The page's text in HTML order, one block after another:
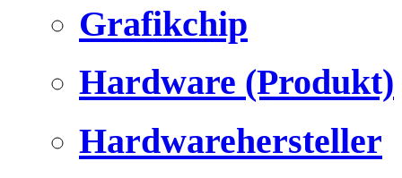
Grafikchip
Hardware (Produkt)
Hardwarehersteller